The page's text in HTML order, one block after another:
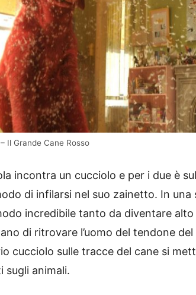
Il Grande Cane Rosso
incontra un cucciolo e per i due è
di infilarsi nel suo zainetto. In
incredibile tanto da diventare
di ritrovare l’uomo del tendone
cucciolo sulle tracce del cane si
sugli animali.